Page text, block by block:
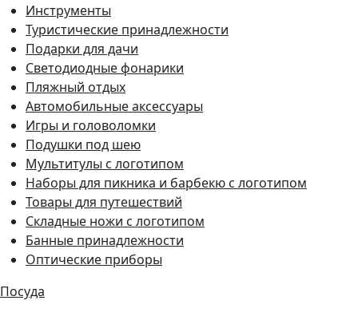
Инструменты
Туристические принадлежности
Подарки для дачи
Светодиодные фонарики
Пляжный отдых
Автомобильные аксессуары
Игры и головоломки
Подушки под шею
Мультитулы с логотипом
Наборы для пикника и барбекю с логотипом
Товары для путешествий
Складные ножи с логотипом
Банные принадлежности
Оптические приборы
Посуда